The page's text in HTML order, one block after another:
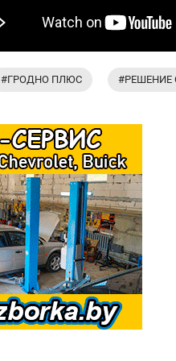
#ГРОДНО ПЛЮС #РЕШЕНИЕ